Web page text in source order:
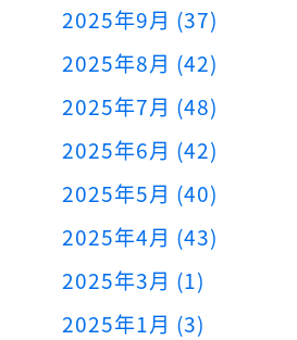
2025年9月 (37)
2025年8月 (42)
2025年7月 (48)
2025年6月 (42)
2025年5月 (40)
2025年4月 (43)
2025年3月 (1)
2025年1月 (3)